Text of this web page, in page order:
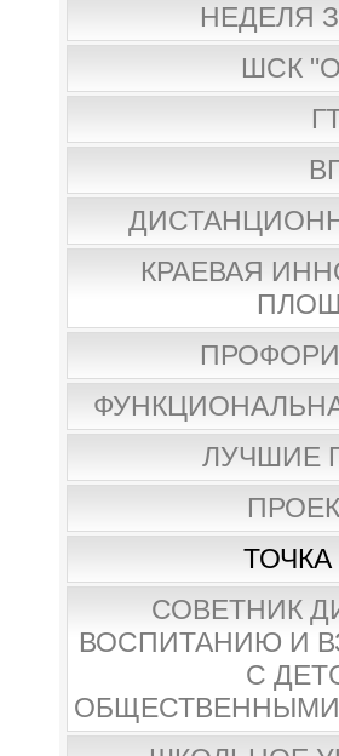
НЕДЕЛЯ
ШСК
КРАЕВАЯ
ЛУЧШИЕ
СОВЕТНИК
ВОСПИТАНИЮ И
С